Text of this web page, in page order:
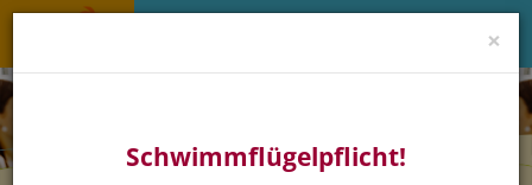
×
Schwimmflügelpflicht!